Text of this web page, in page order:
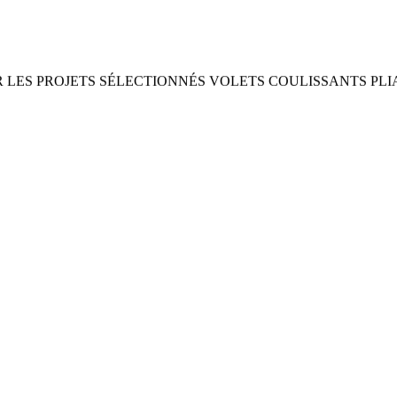
LES PROJETS SÉLECTIONNÉS VOLETS COULISSANTS